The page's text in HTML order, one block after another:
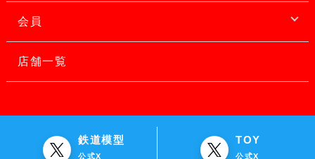
会員
店舗一覧
鉄道模型
公式X
TOY
公式X